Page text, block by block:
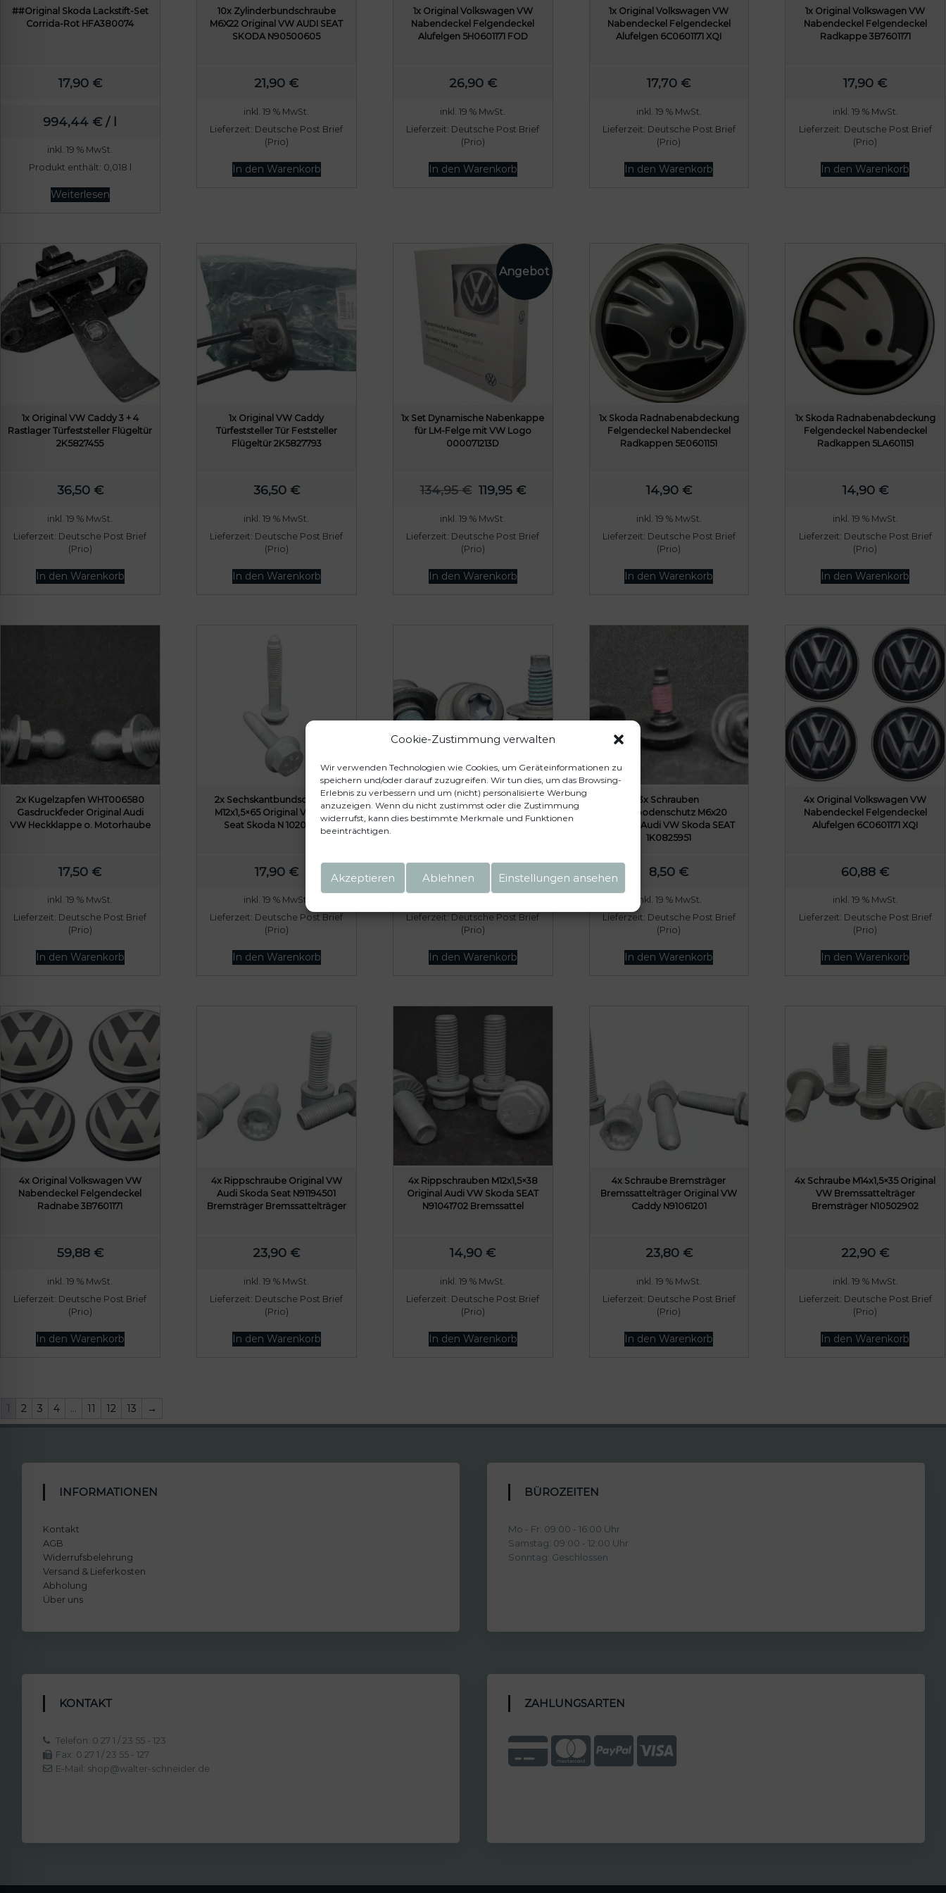
Cookie-Zustimmung verwalten
Wir verwenden Technologien wie Cookies, um Geräteinformationen zu
speichern und/oder darauf zuzugreifen. Wir tun dies, um das Browsing-
Erlebnis zu verbessern und um (nicht) personalisierte Werbung
anzuzeigen. Wenn du nicht zustimmst oder die Zustimmung
widerrufst, kann dies bestimmte Merkmale und Funktionen
beeinträchtigen.
Akzeptieren Ablehnen Einstellungen ansehen
##Original Skoda Lackstift-Set
Corrida-Rot HFA380074
17,90 €
994,44 € / l
inkl. 19 % MwSt.
Produkt enthält: 0,018
Weiterlesen
10x Zylinderbundschraube
M6X22 Original VW AUDI SEAT
SKODA N90500605
21,90 €
inkl. 19 % MwSt.
Lieferzeit: Deutsche Post Brief
(Prio)
In den Warenkorb
1x Original Volkswagen VW
Nabendeckel Felgendeckel
Alufelgen 5H0601171 FOD
26,90 €
inkl. 19 % MwSt.
Lieferzeit: Deutsche Post Brief
(Prio)
In den Warenkorb
1x Original Volkswagen VW
Nabendeckel Felgendeckel
Alufelgen 6C0601171 XQI
17,70 €
inkl. 19 % MwSt.
Lieferzeit: Deutsche Post Brief
(Prio)
In den Warenkorb
1x Original Volkswagen VW
Nabendeckel Felgendeckel
Radkappe 3B7601171
17,90 €
inkl. 19 % MwSt.
Lieferzeit: Deutsche Post Brief
(Prio)
In den Warenkorb
1x Original VW Caddy 3 + 4
Rastlager Türfeststeller Flügeltür
2K5827455
36,50 €
inkl. 19 % MwSt.
Lieferzeit: Deutsche Post Brief
(Prio)
In den Warenkorb
1x Original VW Caddy
Türfeststeller Tür Feststeller
Flügeltür 2K5827793
36,50 €
inkl. 19 % MwSt.
Lieferzeit: Deutsche Post Brief
(Prio)
In den Warenkorb
1x Set Dynamische Nabenkappe
für LM-Felge mit VW Logo
000071213D
134,95€ U
s
p
ü
h
e
P
r
e
i
s
:
1
3
4
,
119,95 €A
u
P
r
e
i
i
s
t
:
1
,
9
5
inkl. 19 % MwSt.
Lieferzeit: Deutsche Post Brief
(Prio)
In den Warenkorb
1x Skoda Radnabenabdeckung
Felgendeckel Nabendeckel
Radkappen 5E0601151
14,90 €
inkl. 19 % MwSt.
Lieferzeit: Deutsche Post Brief
(Prio)
In den Warenkorb
1x Skoda Radnabenabdeckung
Felgendeckel Nabendeckel
Radkappen 5LA601151
14,90 €
inkl. 19 % MwSt.
Lieferzeit: Deutsche Post Brief
(Prio)
In den Warenkorb
2x Kugelzapfen WHT006580
Gasdruckfeder Original Audi
VW Heckklappe o. Motorhaube
17,50 €
inkl. 19 % MwSt.
Lieferzeit: Deutsche Post Brief
(Prio)
In den Warenkorb
2x Sechskantbundschraube
M12x1,5×65 Original VW Audi
Seat Skoda N 10209605
17,90 €
inkl. 19 % MwSt.
Lieferzeit: Deutsche Post Brief
(Prio)
In den Warenkorb
3x Original VW Audi Skoda Seat
Unterfahrschutzschrauben
M8x20 – WHT000729A
Lieferzeit: Deutsche Post Brief
(Prio)
In den Warenkorb
3x Schrauben
Unterbodenschutz M6x20
Original Audi VW Skoda SEAT
1K0825951
8,50 €
inkl. 19 % MwSt.
Lieferzeit: Deutsche Post Brief
(Prio)
In den Warenkorb
4x Original Volkswagen VW
Nabendeckel Felgendeckel
Alufelgen 6C0601171 XQI
60,88 €
inkl. 19 % MwSt.
Lieferzeit: Deutsche Post Brief
(Prio)
In den Warenkorb
4x Original Volkswagen VW
Nabendeckel Felgendeckel
Radnabe 3B7601171
59,88 €
inkl. 19 % MwSt.
Lieferzeit: Deutsche Post Brief
(Prio)
In den Warenkorb
4x Rippschraube Original VW
Audi Skoda Seat N91194501
Bremsträger Bremssattelträger
23,90 €
inkl. 19 % MwSt.
Lieferzeit: Deutsche Post Brief
(Prio)
In den Warenkorb
4x Rippschrauben M12x1,5×38
Original Audi VW Skoda SEAT
N91041702 Bremssattel
14,90 €
inkl. 19 % MwSt.
Lieferzeit: Deutsche Post Brief
(Prio)
In den Warenkorb
4x Schraube Bremsträger
Bremssattelträger Original VW
Caddy N91061201
23,80 €
inkl. 19 % MwSt.
Lieferzeit: Deutsche Post Brief
(Prio)
In den Warenkorb
4x Schraube M14x1,5×35 Original
VW Bremssattelträger
Bremsträger N10502902
22,90 €
inkl. 19 % MwSt.
Lieferzeit: Deutsche Post Brief
(Prio)
In den Warenkorb
1 2 3 4 … 11 12 13 →
INFORMATIONEN
Kontakt
AGB
Widerrufsbelehrung
Versand & Lieferkosten
Abholung
Über uns
BÜROZEITEN
Mo - Fr: 09:00 - 16:00 Uhr
Samstag: 09:00 - 12:00 Uhr
Sonntag: Geschlossen
KONTAKT
Telefon: 0 27 1 / 23 55 - 123
Fax: 0 27 1 / 23 55 - 127
E-Mail: shop@walter-schneider.de
ZAHLUNGSARTEN
Profil